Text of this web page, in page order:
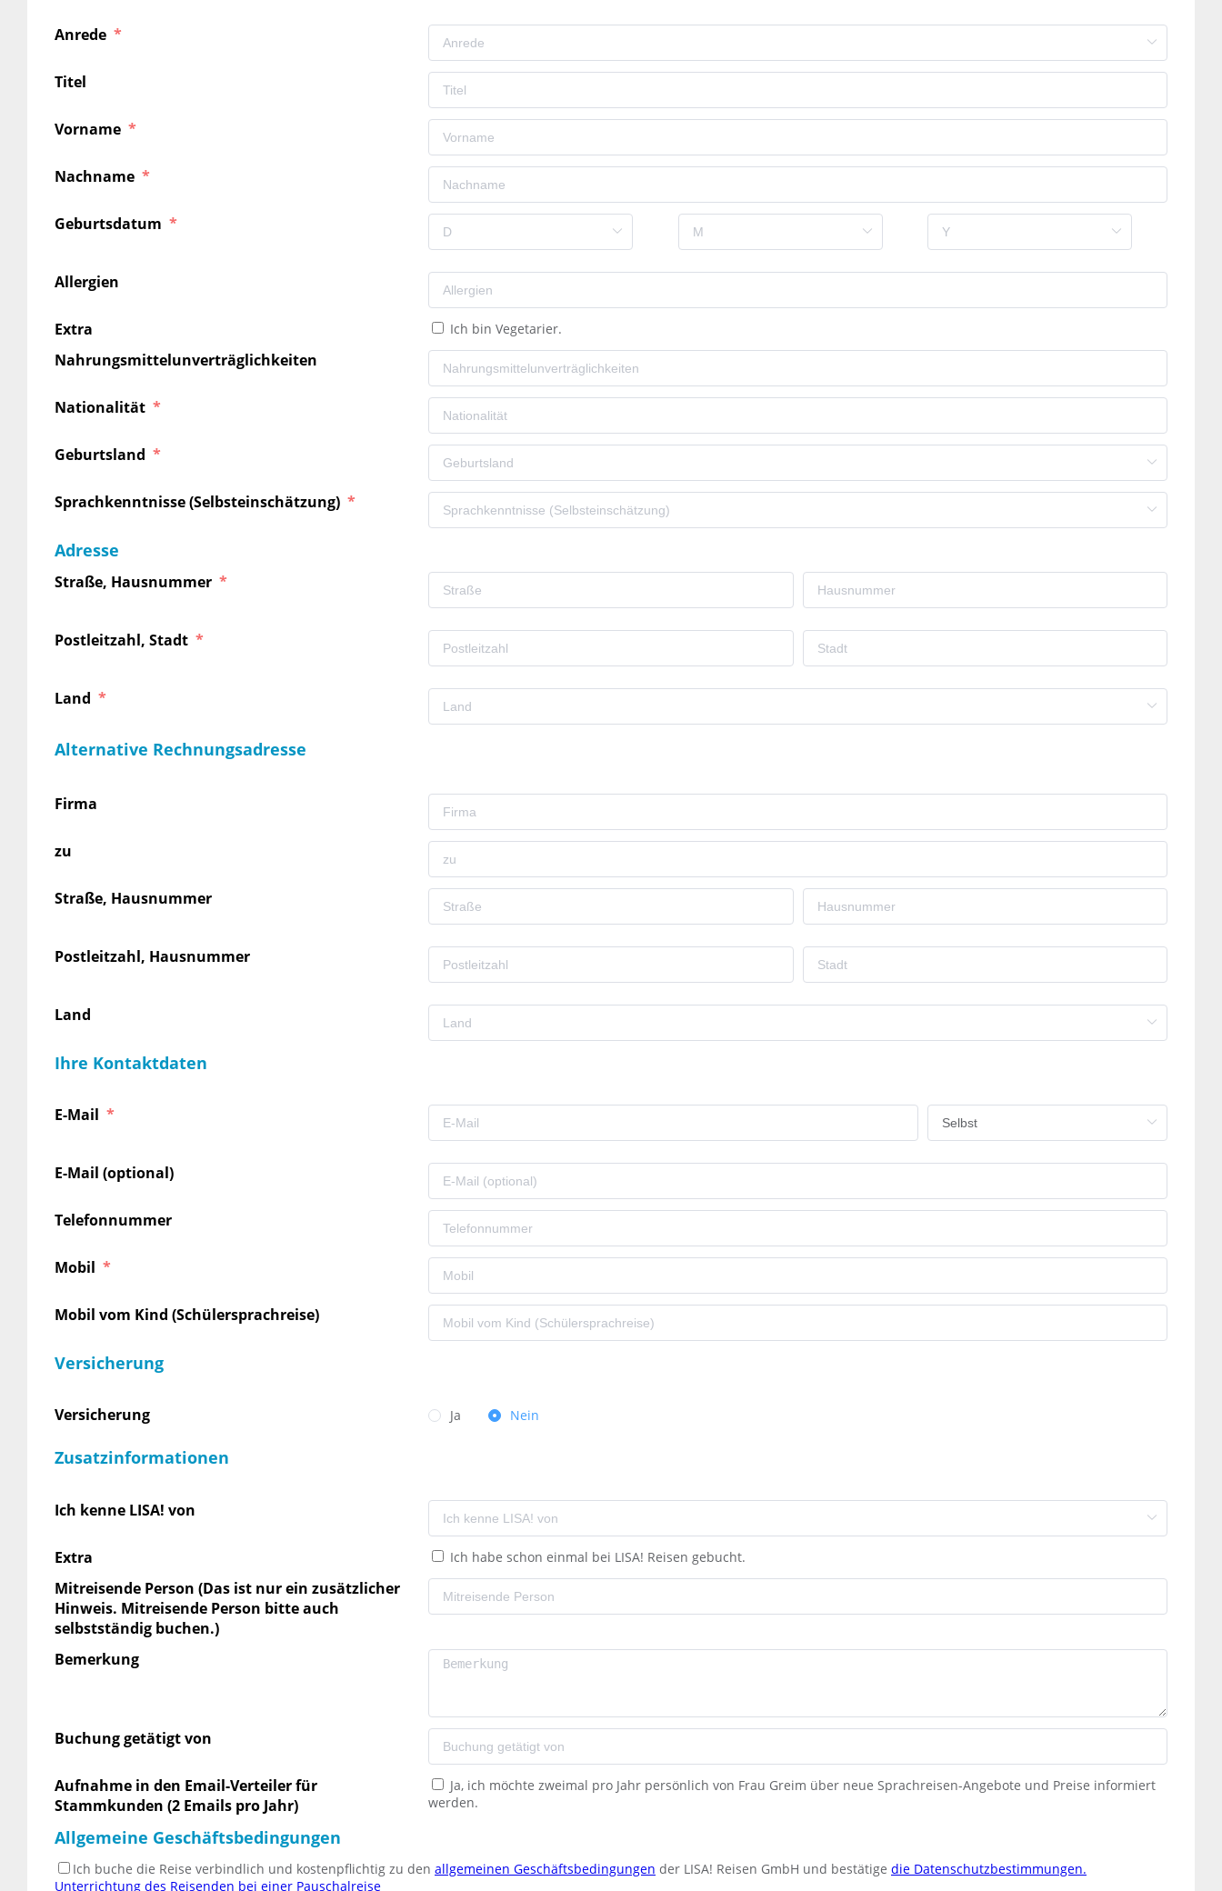
Anrede
Titel
Vorname
Nachname
Geburtsdatum
Allergien
Extra Ich bin Vegetarier.
Nahrungsmittelunverträglichkeiten
Nationalität
Geburtsland
Sprachkenntnisse (Selbsteinschätzung)
Adresse
Straße, Hausnummer
Postleitzahl, Stadt
Land
Alternative Rechnungsadresse
Firma
zu
Straße, Hausnummer
Postleitzahl, Hausnummer
Land
Ihre Kontaktdaten
E-Mail
E-Mail (optional)
Telefonnummer
Mobil
Mobil vom Kind (Schülersprachreise)
Versicherung
Versicherung Ja Nein
Zusatzinformationen
Ich kenne LISA! von
Extra Ich habe schon einmal bei LISA! Reisen gebucht.
Mitreisende Person (Das ist nur ein zusätzlicher
Hinweis. Mitreisende Person bitte auch
selbstständig buchen.)
Bemerkung
Buchung getätigt von
Aufnahme in den Email-Verteiler für
Stammkunden (2 Emails pro Jahr)
Ja, ich möchte zweimal pro Jahr persönlich von Frau Greim über neue Sprachreisen-Angebote und Preise informiert
werden.
Allgemeine Geschäftsbedingungen
Ich buche die Reise verbindlich und kostenpflichtig zu den allgemeinen Geschäftsbedingungen der LISA! Reisen GmbH und bestätige die Datenschutzbestimmungen.
Unterrichtung des Reisenden bei einer Pauschalreise